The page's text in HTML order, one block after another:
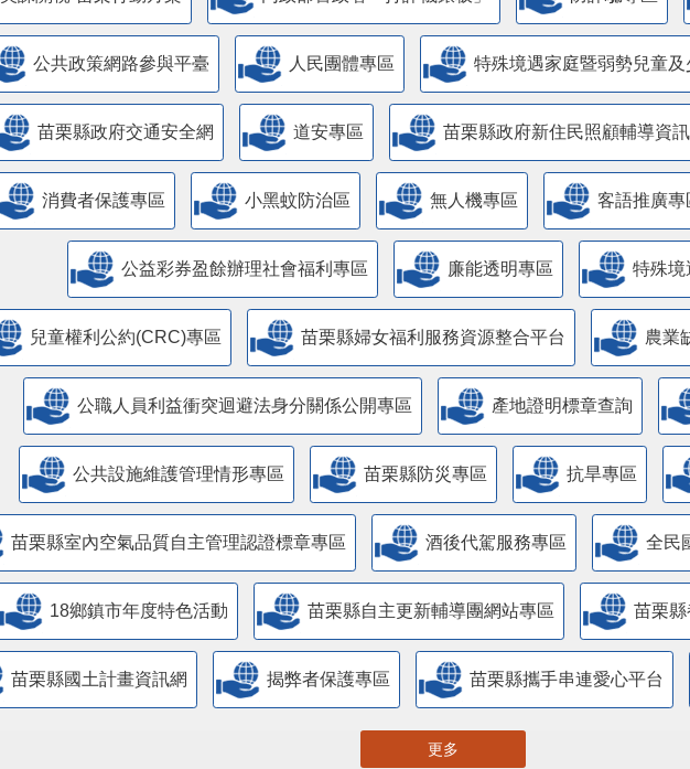
公共政策網路參與平臺 人民團體專區 特殊境遇家庭暨弱勢兒童
苗栗縣政府交通安全網 道安專區 苗栗縣政府新住民照顧輔導資
消費者保護專區 小黑蚊防治區 無人機專區 客語推廣專
公益彩券盈餘辦理社會福利專區 廉能透明專區 特殊境
兒童權利公約(CRC)專區 苗栗縣婦女福利服務資源整合平台 農業
公職人員利益衝突迴避法身分關係公開專區 產地證明標章查詢
​公共設施維護管理情形專區 苗栗縣防災專區 抗旱專區
苗栗縣室內空氣品質自主管理認證標章專區 酒後代駕服務專區 全民
18鄉鎮市年度特色活動 苗栗縣自主更新輔導團網站專區 苗栗
苗栗縣國土計畫資訊網 揭弊者保護專區 苗栗縣攜手串連愛心平台
更多